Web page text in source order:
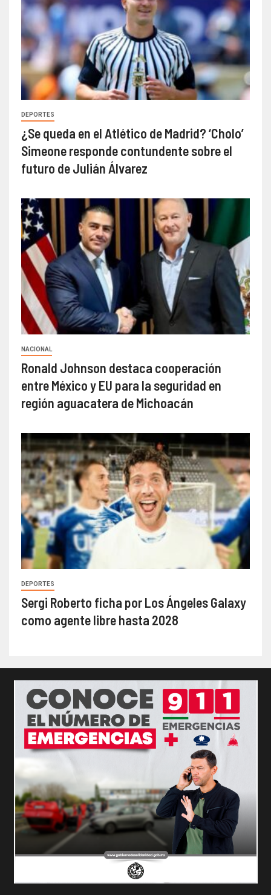
DEPORTES
¿Se queda en el Atlético de Madrid? ‘Cholo’
Simeone responde contundente sobre el
futuro de Julián Álvarez
NACIONAL
Ronald Johnson destaca cooperación
entre México y EU para la seguridad en
región aguacatera de Michoacán
DEPORTES
Sergi Roberto ficha por Los Ángeles Galaxy
como agente libre hasta 2028